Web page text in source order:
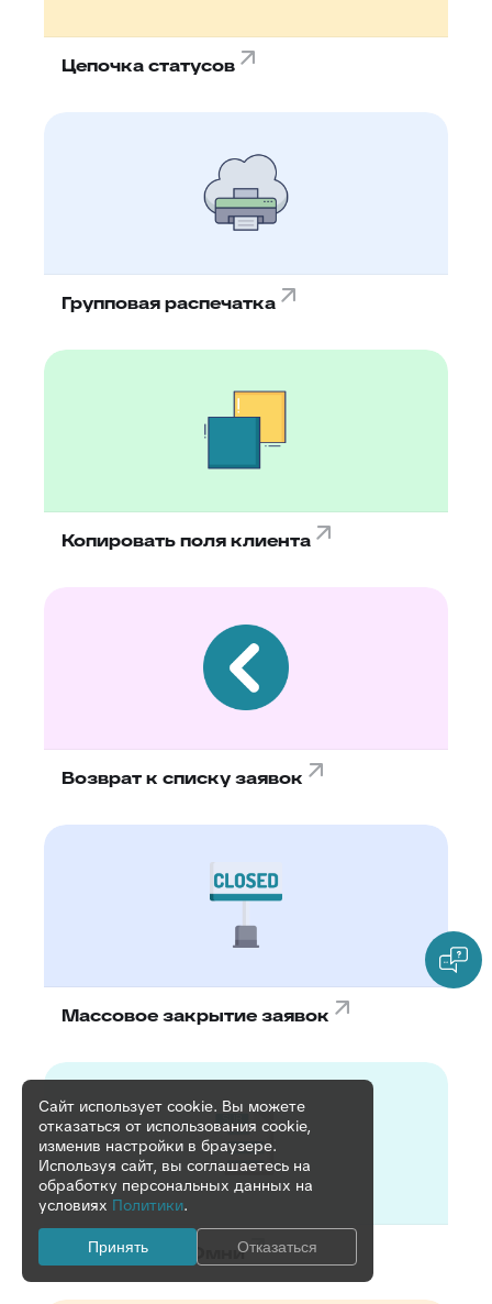
Цепочка статусов
Групповая распечатка
Копировать поля клиента
Возврат к списку заявок
Массовое закрытие заявок
Подзаявки в Омни
Сайт использует cookie. Вы можете
отказаться от использования cookie,
изменив настройки в браузере.
Используя сайт, вы соглашаетесь на
обработку персональных данных на
условиях Политики.
Принять Отказаться